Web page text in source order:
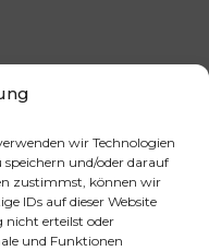
wir Technologien
und/oder darauf
zustimmst, können wir
IDs auf dieser Website
nicht erteilst oder
und Funktionen
Fire 🔥